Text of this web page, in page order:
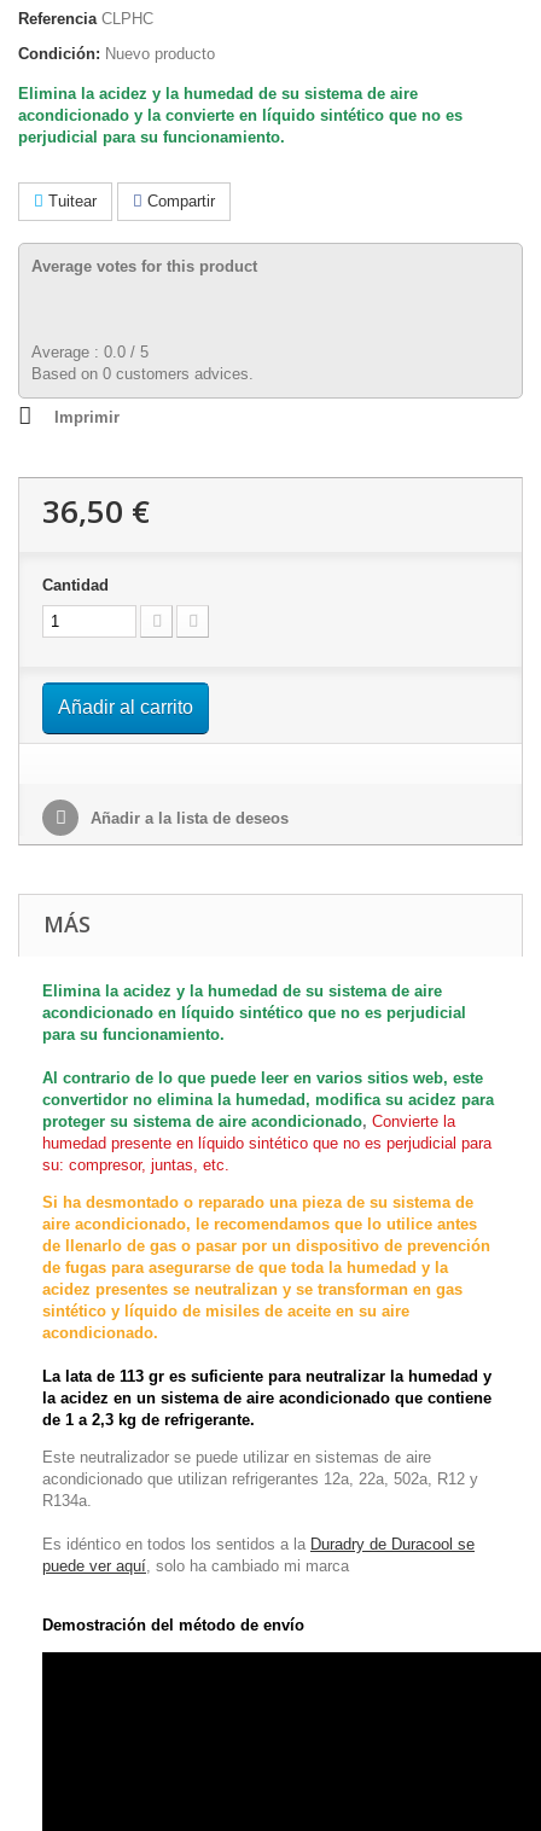
Referencia CLPHC
Condición: Nuevo producto
Elimina la acidez y la humedad de su sistema de aire
acondicionado y la convierte en líquido sintético que no es
perjudicial para su funcionamiento.
Tuitear Compartir
Average votes for this product
Average : 0.0 / 5
Based on 0 customers advices.
Imprimir
36,50 €
Cantidad
Añadir al carrito
Añadir a la lista de deseos
MÁS
Elimina la acidez y la humedad de su sistema de aire
acondicionado en líquido sintético que no es perjudicial
para su funcionamiento.
Al contrario de lo que puede leer en varios sitios web, este
convertidor no elimina la humedad, modifica su acidez para
proteger su sistema de aire acondicionado, Convierte la
humedad presente en líquido sintético que no es perjudicial para
su: compresor, juntas, etc.
Si ha desmontado o reparado una pieza de su sistema de
aire acondicionado, le recomendamos que lo utilice antes
de llenarlo de gas o pasar por un dispositivo de prevención
de fugas para asegurarse de que toda la humedad y la
acidez presentes se neutralizan y se transforman en gas
sintético y líquido de misiles de aceite en su aire
acondicionado.
La lata de 113 gr es suficiente para neutralizar la humedad y
la acidez en un sistema de aire acondicionado que contiene
de 1 a 2,3 kg de refrigerante.
Este neutralizador se puede utilizar en sistemas de aire
acondicionado que utilizan refrigerantes 12a, 22a, 502a, R12 y
R134a.
Es idéntico en todos los sentidos a la Duradry de Duracool se
puede ver aquí, solo ha cambiado mi marca
Demostración del método de envío